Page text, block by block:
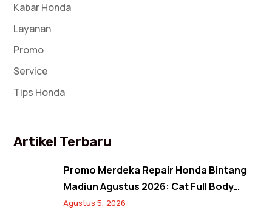
Kabar Honda
Layanan
Promo
Service
Tips Honda
Artikel Terbaru
Promo Merdeka Repair Honda Bintang
Madiun Agustus 2026: Cat Full Body
Mulai 12 Jutaan, Diskon Cat Spion 17%,
Agustus 5, 2026